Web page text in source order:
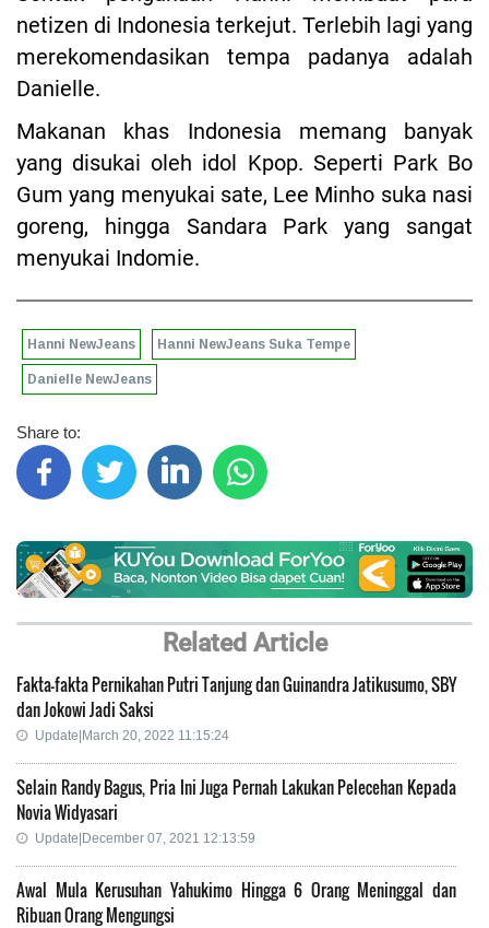
netizen di Indonesia terkejut. Terlebih lagi yang
merekomendasikan tempa padanya adalah
Danielle.
Makanan khas Indonesia memang banyak
yang disukai oleh idol Kpop. Seperti Park Bo
Gum yang menyukai sate, Lee Minho suka nasi
goreng, hingga Sandara Park yang sangat
menyukai Indomie.
Hanni NewJeans Hanni NewJeans Suka Tempe
Danielle NewJeans
Share to:
Related Article
Fakta-fakta Pernikahan Putri Tanjung dan Guinandra Jatikusumo, SBY
dan Jokowi Jadi Saksi
Update|March 20, 2022 11:15:24
Selain Randy Bagus, Pria Ini Juga Pernah Lakukan Pelecehan Kepada
Novia Widyasari
Update|December 07, 2021 12:13:59
Awal Mula Kerusuhan Yahukimo Hingga 6 Orang Meninggal dan
Ribuan Orang Mengungsi